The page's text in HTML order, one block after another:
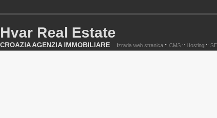
Hvar Real Estate
CROAZIA AGENZIA IMMOBILIARE Izrada web stranica :: CMS :: Hosting ::